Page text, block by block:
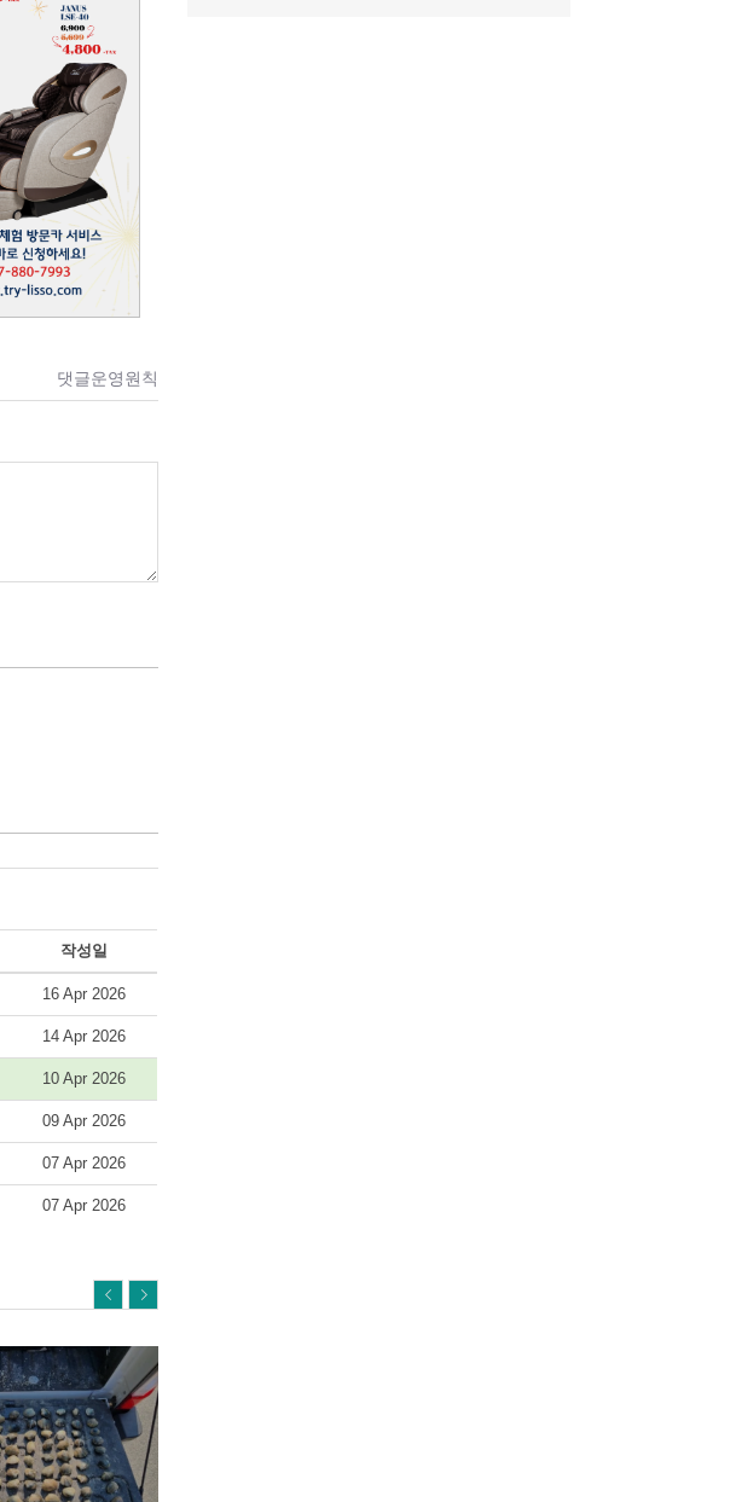
댓글운영원칙
작성일
16 Apr 2026
14 Apr 2026
10 Apr 2026
09 Apr 2026
07 Apr 2026
07 Apr 2026